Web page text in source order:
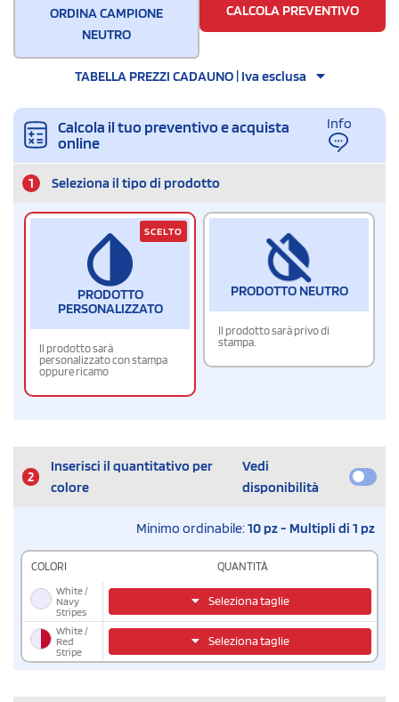
ORDINA CAMPIONE
NEUTRO
CALCOLA PREVENTIVO
TABELLA PREZZI CADAUNO | Iva esclusa
Calcola il tuo preventivo e acquista
online
Info
1 Seleziona il tipo di prodotto
PRODOTTO
PERSONALIZZATO
Il prodotto sarà
personalizzato con stampa
oppure ricamo
SCELTO
PRODOTTO NEUTRO
Il prodotto sarà privo di
stampa.
2
Inserisci il quantitativo per
colore
Vedi
disponibilità
Minimo ordinabile:10 pz - Multipli di 1 pz
COLORI
QUANTITÀ
White /
Navy
Stripes
Seleziona taglie
White /
Red
Stripe
Seleziona taglie